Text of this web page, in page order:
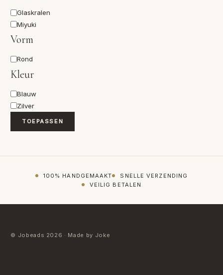
Materiaal
Glaskralen
Miyuki
Vorm
Vorm
Rond
Kleur
Kleur
Blauw
Zilver
TOEPASSEN
100% HANDGEMAAKT
SNELLE VERZENDING
VEILIG BETALEN
© Jobeads 2026 · Made by Joke